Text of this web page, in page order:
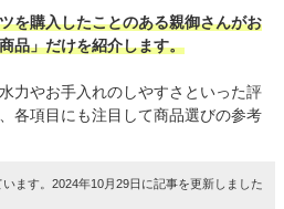
を購入したことのある親御さんがお
品」だけを紹介します。
力やお手入れのしやすさといった評
各項目にも注目して商品選びの参考
ます。2024年10月29日に記事を更新しました